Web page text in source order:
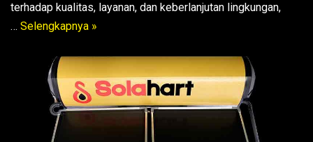
terhadap kualitas, layanan, dan keberlanjutan lingkungan,
… Selengkapnya »